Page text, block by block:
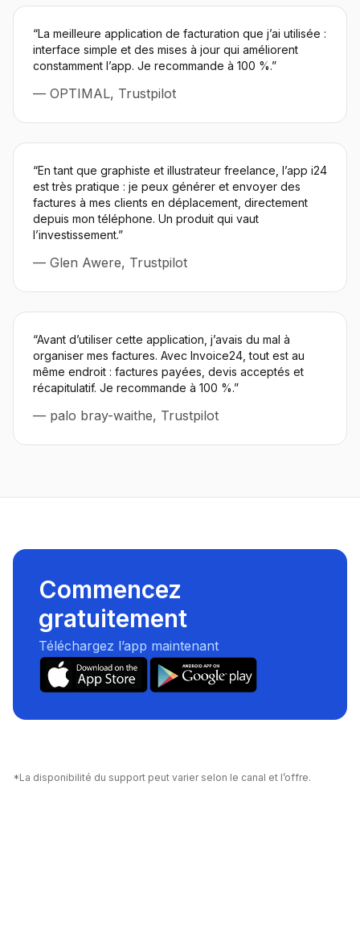
“La meilleure application de facturation que j’ai utilisée :
interface simple et des mises à jour qui améliorent
constamment l’app. Je recommande à 100 %.”
— OPTIMAL, Trustpilot
“En tant que graphiste et illustrateur freelance, l’app i24
est très pratique : je peux générer et envoyer des
factures à mes clients en déplacement, directement
depuis mon téléphone. Un produit qui vaut
l’investissement.”
— Glen Awere, Trustpilot
“Avant d’utiliser cette application, j’avais du mal à
organiser mes factures. Avec Invoice24, tout est au
même endroit : factures payées, devis acceptés et
récapitulatif. Je recommande à 100 %.”
— palo bray-waithe, Trustpilot
Commencez
gratuitement
Téléchargez l’app maintenant
*La disponibilité du support peut varier selon le canal et l’offre.